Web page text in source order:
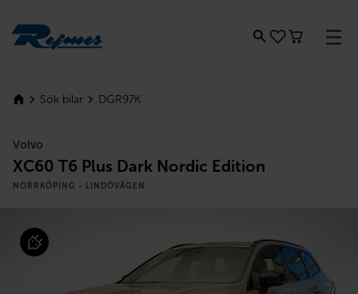
Sök bilar DGR97K
Volvo
XC60 T6 Plus Dark Nordic Edition
NORRKÖPING - LINDÖVÄGEN